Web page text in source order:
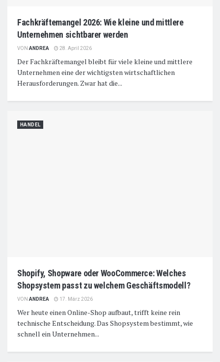
Fachkräftemangel 2026: Wie kleine und mittlere
Unternehmen sichtbarer werden
VON ANDREA 28. April 2026
Der Fachkräftemangel bleibt für viele kleine und mittlere
Unternehmeneine der wichtigsten wirtschaftlichen
Herausforderungen. Zwar hat die...
HANDEL
Shopify, Shopware oder WooCommerce: Welches
Shopsystem passt zu welchem Geschäftsmodell?
VON ANDREA 17. März 2026
Wer heute einen Online-Shop aufbaut, trifft keine rein
technische Entscheidung. Das Shopsystem bestimmt, wie
schnell ein Unternehmen...